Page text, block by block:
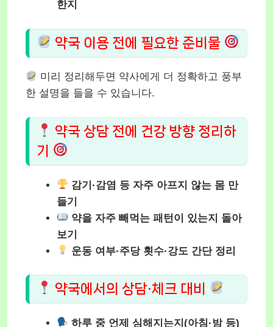
한지
약국 이용 전에 필요한 준비물
미리 정리해두면 약사에게 더 정확하고 풍부
한 설명을 들을 수 있습니다.
약국 상담 전에 건강 방향 정리하
기
감기·감염 등 자주 아프지 않는 몸 만
들기
약을 자주 빼먹는 패턴이 있는지 돌아
보기
운동 여부·주당 횟수·강도 간단 정리
약국에서의 상담·체크 대비
하루 중 언제 심해지는지(아침·밤 등)